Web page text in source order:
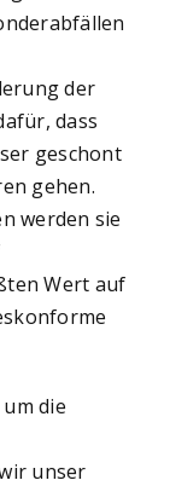
der
dass
geschont
gehen.
werden sie
Wert auf
die
unser